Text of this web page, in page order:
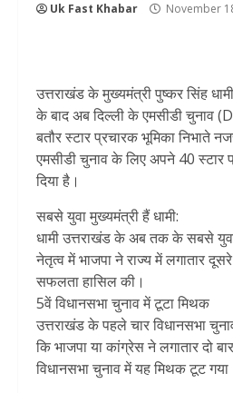
Uk Fast Khabar November
उत्तराखंड के मुख्यमंत्री पुष्कर सिंह
के बाद अब दिल्ली के एमसीडी चुनाव
बतौर स्टार प्रचारक भूमिका निभाते
एमसीडी चुनाव के लिए अपने 40 स्टार
दिया है।
सबसे युवा मुख्यमंत्री हैं धामी:
धामी उत्तराखंड के अब तक के सबसे
नेतृत्व में भाजपा ने राज्य में लगातार
सफलता हासिल की।
5वें विधानसभा चुनाव में टूटा मिथक
उत्तराखंड के पहले चार विधानसभा
कि भाजपा या कांग्रेस ने लगातार दो
विधानसभा चुनाव में यह मिथक टूट